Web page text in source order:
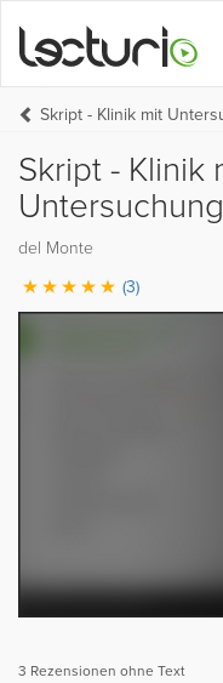
Skript - Klinik mit
Skript - Klinik
del Monte
(3)
3 Rezensionen ohne Text